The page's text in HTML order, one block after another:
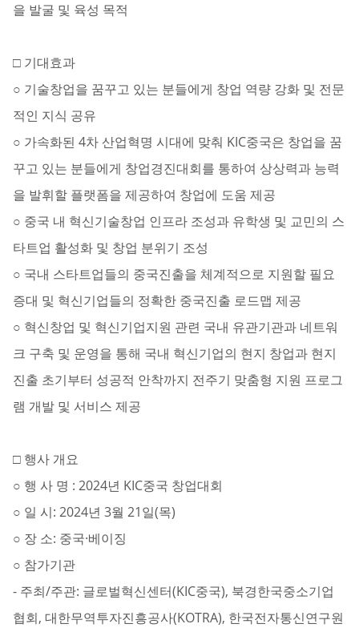
을 발굴 및 육성 목적
□ 기대효과
○ 기술창업을 꿈꾸고 있는 분들에게 창업 역량 강화 및 전문
적인 지식 공유
○ 가속화된 4차 산업혁명 시대에 맞춰 KIC중국은 창업을 꿈
꾸고 있는 분들에게 창업경진대회를 통하여 상상력과 능력
을 발휘할 플랫폼을 제공하여 창업에 도움 제공
○ 중국 내 혁신기술창업 인프라 조성과 유학생 및 교민의 스
타트업 활성화 및 창업 분위기 조성
○ 국내 스타트업들의 중국진출을 체계적으로 지원할 필요
증대 및 혁신기업들의 정확한 중국진출 로드맵 제공
○ 혁신창업 및 혁신기업지원 관련 국내 유관기관과 네트워
크 구축 및 운영을 통해 국내 혁신기업의 현지 창업과 현지
진출 초기부터 성공적 안착까지 전주기 맞춤형 지원 프로그
램 개발 및 서비스 제공
□ 행사 개요
○ 행 사 명 : 2024년 KIC중국 창업대회
○ 일 시: 2024년 3월 21일(목)
○ 장 소: 중국·베이징
○ 참가기관
- 주최/주관: 글로벌혁신센터(KIC중국), 북경한국중소기업
협회, 대한무역투자진흥공사(KOTRA), 한국전자통신연구원